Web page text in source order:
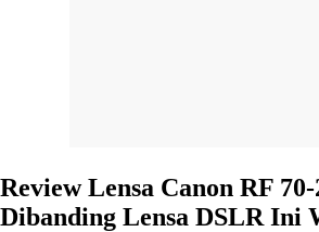
Review Lensa Canon RF
Dibanding Lensa DSLR Ini